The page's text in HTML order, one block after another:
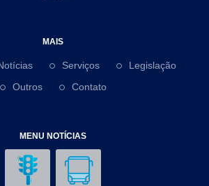
MAIS
Serviços
Legislação
Outros
Contato
MENU NOTÍCIAS